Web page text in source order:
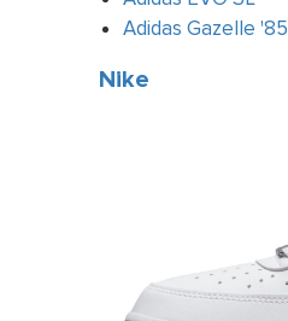
Adidas Gazelle '85
Nike